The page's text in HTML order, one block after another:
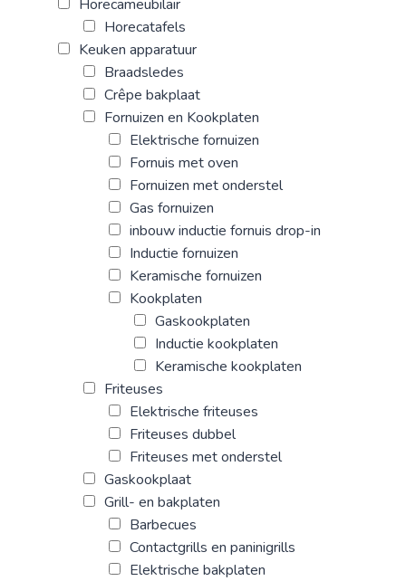
Horecameubilair
Horecatafels
Keuken apparatuur
Braadsledes
Crêpe bakplaat
Fornuizen en Kookplaten
Elektrische fornuizen
Fornuis met oven
Fornuizen met onderstel
Gas fornuizen
inbouw inductie fornuis drop-in
Inductie fornuizen
Keramische fornuizen
Kookplaten
Gaskookplaten
Inductie kookplaten
Keramische kookplaten
Friteuses
Elektrische friteuses
Friteuses dubbel
Friteuses met onderstel
Gaskookplaat
Grill- en bakplaten
Barbecues
Contactgrills en paninigrills
Elektrische bakplaten